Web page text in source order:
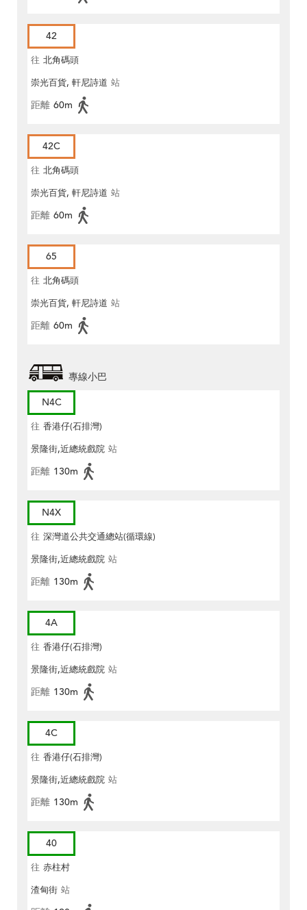
42
往 北角碼頭
崇光百貨, 軒尼詩道 站
距離 60m
42C
往 北角碼頭
崇光百貨, 軒尼詩道 站
距離 60m
65
往 北角碼頭
崇光百貨, 軒尼詩道 站
距離 60m
專線小巴
N4C
往 香港仔(石排灣)
景隆街,近總統戲院 站
距離 130m
N4X
往 深灣道公共交通總站(循環線)
景隆街,近總統戲院 站
距離 130m
4A
往 香港仔(石排灣)
景隆街,近總統戲院 站
距離 130m
4C
往 香港仔(石排灣)
景隆街,近總統戲院 站
距離 130m
40
往 赤柱村
渣甸街 站